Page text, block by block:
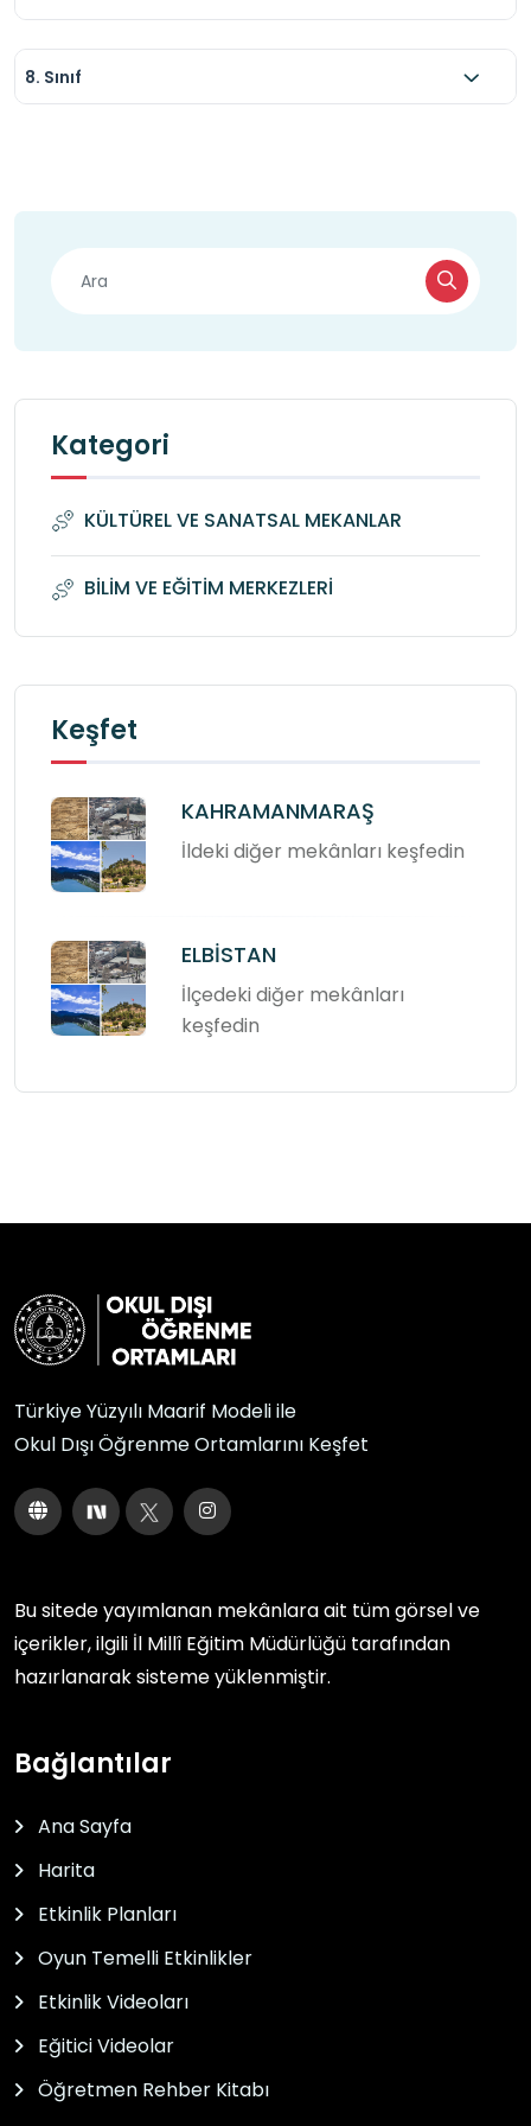
8. Sınıf
Kategori
KÜLTÜREL VE SANATSAL MEKANLAR
BİLİM VE EĞİTİM MERKEZLERİ
Keşfet
KAHRAMANMARAŞ
İldeki diğer mekânları keşfedin
ELBİSTAN
İlçedeki diğer mekânları
keşfedin
Türkiye Yüzyılı Maarif Modeli ile
Okul Dışı Öğrenme Ortamlarını Keşfet
Bu sitede yayımlanan mekânlara ait tüm görsel ve
içerikler, ilgili İl Millî Eğitim Müdürlüğü tarafından
hazırlanarak sisteme yüklenmiştir.
Bağlantılar
Ana Sayfa
Harita
Etkinlik Planları
Oyun Temelli Etkinlikler
Etkinlik Videoları
Eğitici Videolar
Öğretmen Rehber Kitabı